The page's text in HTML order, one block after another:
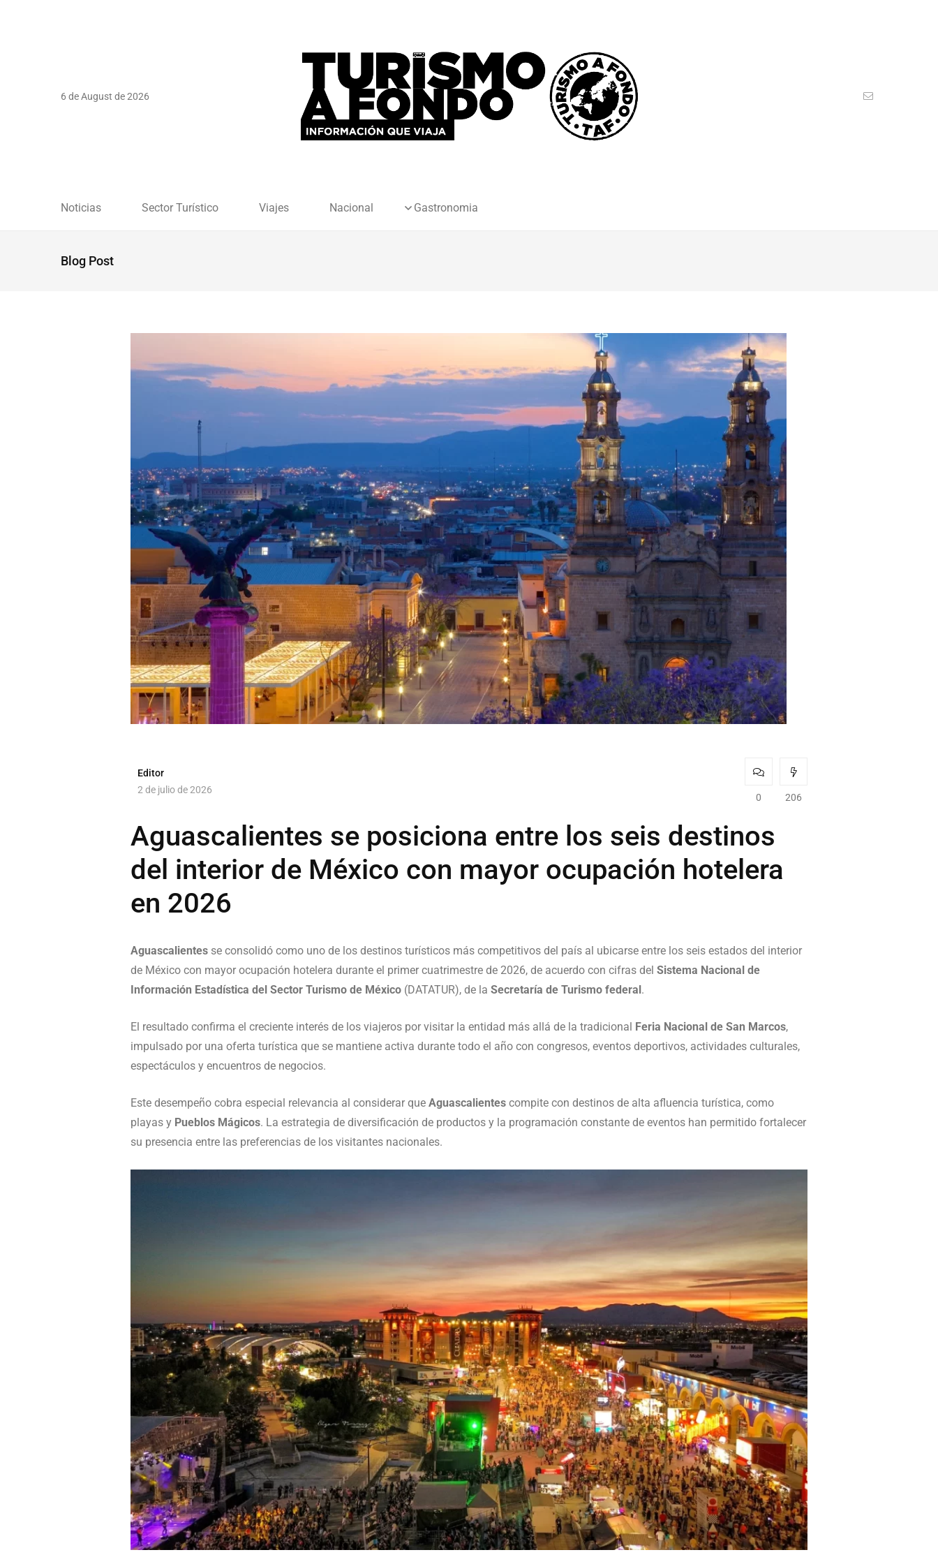
6 de August de 2026
Noticias Sector Turístico Viajes Nacional Gastronomia
Blog Post
Editor
2 de julio de 2026
0 206
Aguascalientes se posiciona entre los seis destinos
del interior de México con mayor ocupación hotelera
en 2026
Aguascalientes se consolidó como uno de los destinos turísticos más competitivos del país al ubicarse entre los seis estados del interior
de México con mayor ocupación hotelera durante el primer cuatrimestre de 2026, de acuerdo con cifras del Sistema Nacional de
Información Estadística del Sector Turismo de México (DATATUR), de la Secretaría de Turismo federal.
El resultado confirma el creciente interés de los viajeros por visitar la entidad más allá de la tradicional Feria Nacional de San Marcos,
impulsado por una oferta turística que se mantiene activa durante todo el año con congresos, eventos deportivos, actividades culturales,
espectáculos y encuentros de negocios.
Este desempeño cobra especial relevancia al considerar que Aguascalientes compite con destinos de alta afluencia turística, como
playas y Pueblos Mágicos. La estrategia de diversificación de productos y la programación constante de eventos han permitido fortalecer
su presencia entre las preferencias de los visitantes nacionales.